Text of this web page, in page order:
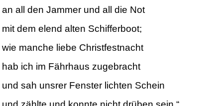
an all den Jammer und all die Not
mit dem elend alten Schifferboot;
wie manche liebe Christfestnacht
hab ich im Fährhaus zugebracht
und sah unsrer Fenster lichten Schein